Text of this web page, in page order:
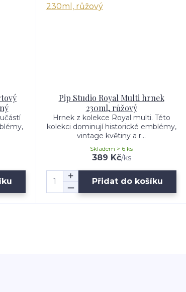
Pip Studio Royal Multi hrnek
230ml, růžový
Hrnek z kolekce Royal multi. Této
kolekci dominují historické emblémy,
vintage květiny a r...
389 Kč/ks
Skladem > 6 ks
Přidat do košíku